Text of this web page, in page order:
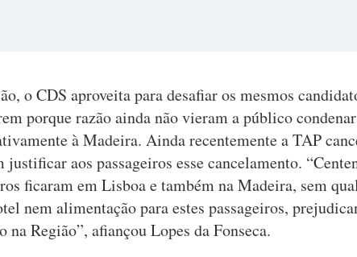
o CDS aproveita para desafiar os mesmos
porque razão ainda não vieram a público
à Madeira. Ainda recentemente a TAP
justificar aos passageiros esse cancelamento.
ficaram em Lisboa e também na Madeira, sem
nem alimentação para estes passageiros,
na Região”, afiançou Lopes da Fonseca.